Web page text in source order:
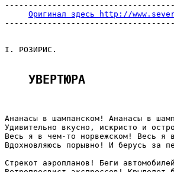
Оригинал здесь http://
I. РОЗИРИС.
УВЕРТЮРА